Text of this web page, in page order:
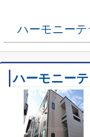
ハーモニー
ハーモニー